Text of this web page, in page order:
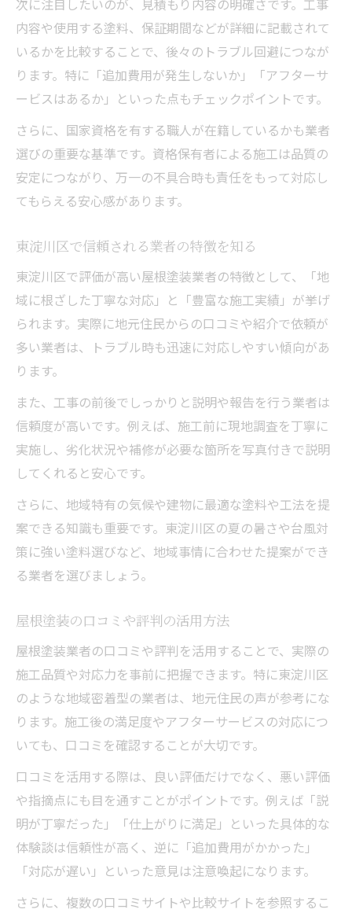
内容や使用する塗料、保証期間などが詳細に記載されて
いるかを比較することで、後々のトラブル回避につなが
ります。特に「追加費用が発生しないか」「アフターサ
ービスはあるか」といった点もチェックポイントです。
さらに、国家資格を有する職人が在籍しているかも業者
選びの重要な基準です。資格保有者による施工は品質の
安定につながり、万一の不具合時も責任をもって対応し
てもらえる安心感があります。
東淀川区で信頼される業者の特徴を知る
東淀川区で評価が高い屋根塗装業者の特徴として、「地
域に根ざした丁寧な対応」と「豊富な施工実績」が挙げ
られます。実際に地元住民からの口コミや紹介で依頼が
多い業者は、トラブル時も迅速に対応しやすい傾向があ
ります。
また、工事の前後でしっかりと説明や報告を行う業者は
信頼度が高いです。例えば、施工前に現地調査を丁寧に
実施し、劣化状況や補修が必要な箇所を写真付きで説明
してくれると安心です。
さらに、地域特有の気候や建物に最適な塗料や工法を提
案できる知識も重要です。東淀川区の夏の暑さや台風対
策に強い塗料選びなど、地域事情に合わせた提案ができ
る業者を選びましょう。
屋根塗装の口コミや評判の活用方法
屋根塗装業者の口コミや評判を活用することで、実際の
施工品質や対応力を事前に把握できます。特に東淀川区
のような地域密着型の業者は、地元住民の声が参考にな
ります。施工後の満足度やアフターサービスの対応につ
いても、口コミを確認することが大切です。
口コミを活用する際は、良い評価だけでなく、悪い評価
や指摘点にも目を通すことがポイントです。例えば「説
明が丁寧だった」「仕上がりに満足」といった具体的な
体験談は信頼性が高く、逆に「追加費用がかかった」
「対応が遅い」といった意見は注意喚起になります。
さらに、複数の口コミサイトや比較サイトを参照するこ